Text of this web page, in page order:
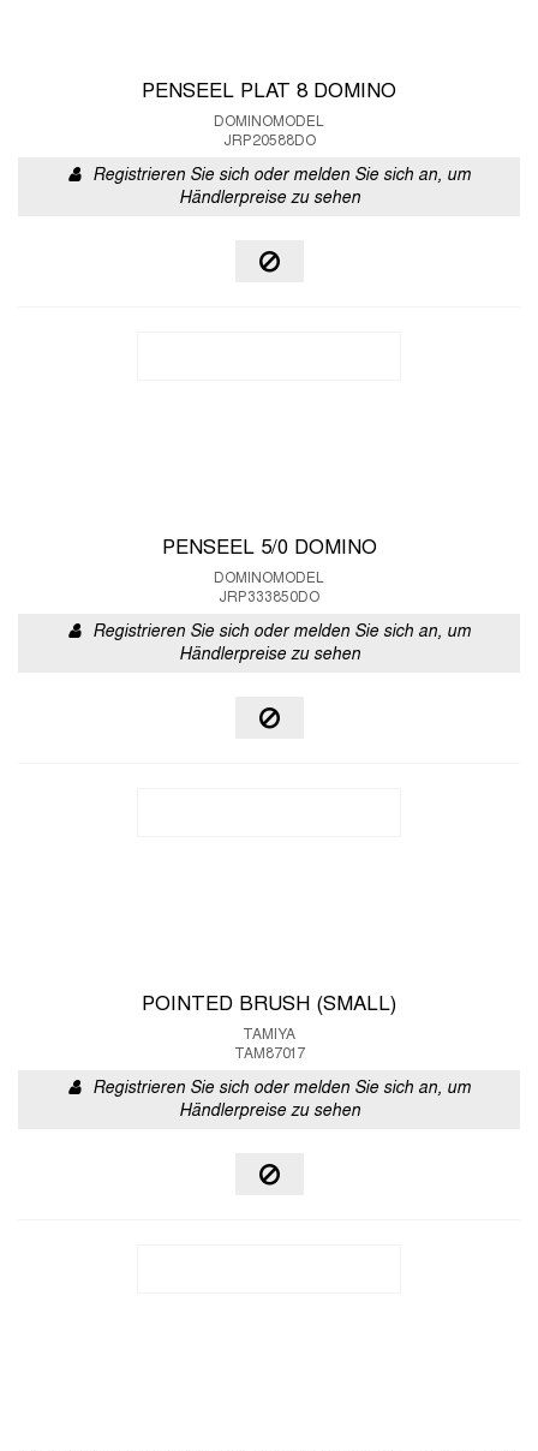
PENSEEL PLAT 8 DOMINO
DOMINOMODEL
JRP20588DO
Registrieren Sie sich oder melden Sie sich an, um
Händlerpreise zu sehen
PENSEEL 5/0 DOMINO
DOMINOMODEL
JRP333850DO
Registrieren Sie sich oder melden Sie sich an, um
Händlerpreise zu sehen
POINTED BRUSH (SMALL)
TAMIYA
TAM87017
Registrieren Sie sich oder melden Sie sich an, um
Händlerpreise zu sehen